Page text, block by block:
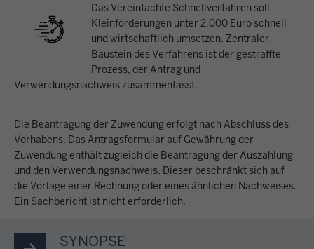
Das Vereinfachte Schnellverfahren soll
Kleinförderungen unter 2.000 Euro schnell
und wirtschaftlich umsetzen. Zentraler
Baustein des Verfahrens ist der gestraffte
Prozess, der Antrag und
Verwendungsnachweis zusammenfasst.
Die Beantragung der Zuwendung erfolgt nach Abschluss des
Vorhabens. Das Antragsformular auf Gewährung der
Zuwendung enthält zugleich die Beantragung der Auszahlung
und den Verwendungsnachweis. Dieser beschränkt sich auf
die Vorlage einer Rechnung oder eines ähnlichen Nachweises.
Ein Sachbericht ist nicht erforderlich.
SYNOPSE